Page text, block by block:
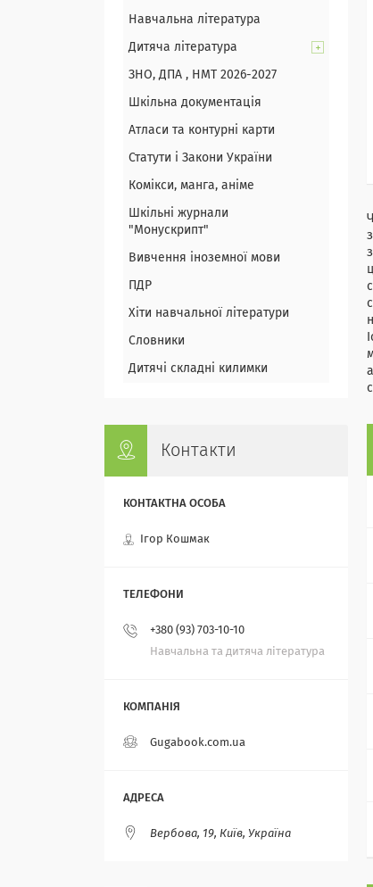
Навчальна література
Дитяча література
ЗНО, ДПА , НМТ 2026-2027
Шкільна документація
Атласи та контурні карти
Статути і Закони України
Комікси, манга, аніме
Шкільні журнали
"Монускрипт"
Вивчення іноземної мови
ПДР
Хіти навчальної літератури
Словники
Дитячі складні килимки
Контакти
Ігор Кошмак
+380 (93) 703-10-10
Навчальна та дитяча література
Gugabook.com.ua
Вербова, 19, Київ, Україна